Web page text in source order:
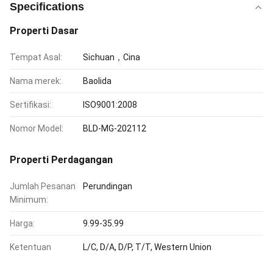
Specifications
Properti Dasar
Tempat Asal: Sichuan，Cina
Nama merek: Baolida
Sertifikasi: ISO9001:2008
Nomor Model: BLD-MG-202112
Properti Perdagangan
Jumlah Pesanan
Minimum:
Perundingan
Harga: 9.99-35.99
Ketentuan
L/C, D/A, D/P, T/T, Western Union